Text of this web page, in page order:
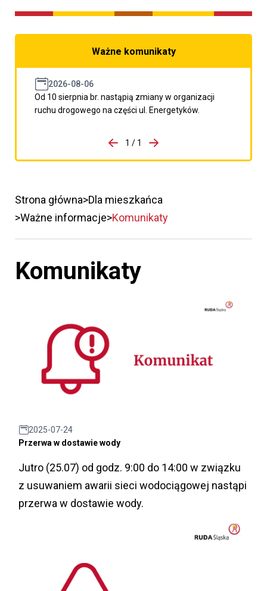
Ważne komunikaty
2026-08-06
Od 10 sierpnia br. nastąpią zmiany w organizacji
ruchu drogowego na części ul. Energetyków.
porzpedniego komunikatu
1 / 1
Przejdź do następnego
Strona główna Dla mieszkańca
Ważne informacje Komunikaty
Komunikaty
2025-07-24
Przerwa w dostawie wody
Jutro (25.07) od godz. 9:00 do 14:00 w związku
z usuwaniem awarii sieci wodociągowej nastąpi
przerwa w dostawie wody.